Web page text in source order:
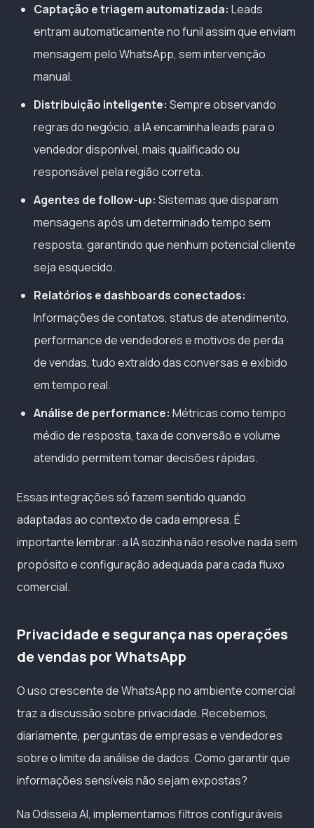
Captação e triagem automatizada: Leads
entram automaticamente no funil assim que enviam
mensagem pelo WhatsApp, sem intervenção
manual.
Distribuição inteligente: Sempre observando
regras do negócio, a IA encaminha leads para o
vendedor disponível, mais qualificado ou
responsável pela região correta.
Agentes de follow-up: Sistemas que disparam
mensagens após um determinado tempo sem
resposta, garantindo que nenhum potencial cliente
seja esquecido.
Relatórios e dashboards conectados:
Informações de contatos, status de atendimento,
performance de vendedores e motivos de perda
de vendas, tudo extraído das conversas e exibido
em tempo real.
Análise de performance: Métricas como tempo
médio de resposta, taxa de conversão e volume
atendido permitem tomar decisões rápidas.
Essas integrações só fazem sentido quando
adaptadas ao contexto de cada empresa. É
importante lembrar: a IA sozinha não resolve nada sem
propósito e configuração adequada para cada fluxo
comercial.
Privacidade e segurança nas operações
de vendas por WhatsApp
O uso crescente de WhatsApp no ambiente comercial
traz a discussão sobre privacidade. Recebemos,
diariamente, perguntas de empresas e vendedores
sobre o limite da análise de dados. Como garantir que
informações sensíveis não sejam expostas?
Na Odisseia AI, implementamos filtros configuráveis